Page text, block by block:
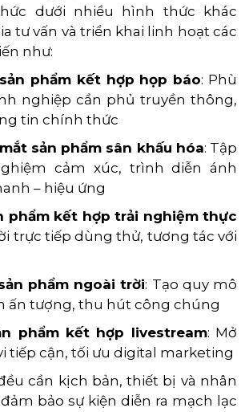
dưới nhiều hình thức khác
tư vấn và triển khai linh hoạt các
như:
phẩm kết hợp họp báo: Phù
nghiệp cần phủ truyền thông,
tin chính thức
sản phẩm sân khấu hóa: Tập
cảm xúc, trình diễn ánh
– hiệu ứng
phẩm kết hợp trải nghiệm thực
trực tiếp dùng thử, tương tác với
phẩm ngoài trời: Tạo quy mô
ấn tượng, thu hút công chúng
phẩm kết hợp livestream: Mở
tiếp cận, tối ưu digital marketing
cần kịch bản, thiết bị và nhân
bảo sự kiện diễn ra mạch lạc